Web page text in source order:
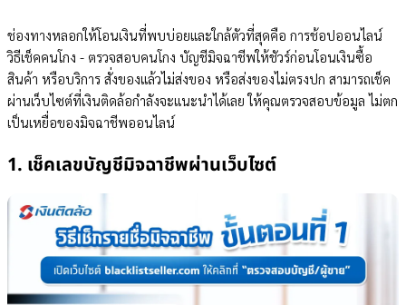
ช่องทางหลอกให้โอนเงินที่พบบ่อยและใกล้ตัวที่สุดคือ การช้อปออนไลน์
วิธีเช็คคนโกง - ตรวจสอบคนโกง บัญชีมิจฉาชีพให้ชัวร์ก่อนโอนเงินซื้อ
สินค้า หรือบริการ สั่งของแล้วไม่ส่งของ หรือส่งของไม่ตรงปก สามารถเช็ค
ผ่านเว็บไซต์ที่เงินติดล้อกำลังจะแนะนำได้เลย ให้คุณตรวจสอบข้อมูล ไม่ตก
เป็นเหยื่อของมิจฉาชีพออนไลน์
1. เช็คเลขบัญชีมิจฉาชีพผ่านเว็บไซต์